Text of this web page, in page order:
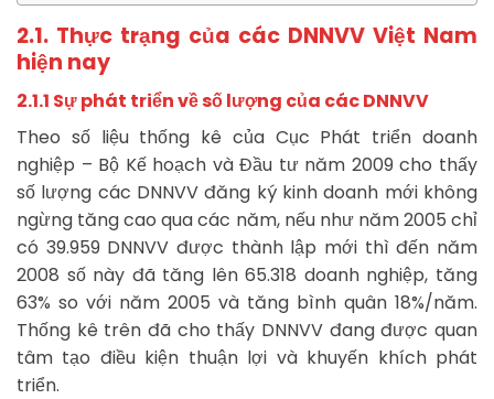
2.1. Thực trạng của các DNNVV Việt Nam
hiện nay
2.1.1 Sự phát triển về số lượng của các DNNVV
Theo số liệu thống kê của Cục Phát triển doanh
nghiệp – Bộ Kế hoạch và Đầu tư năm 2009 cho thấy
số lượng các DNNVV đăng ký kinh doanh mới không
ngừng tăng cao qua các năm, nếu như năm 2005 chỉ
có 39.959 DNNVV được thành lập mới thì đến năm
2008 số này đã tăng lên 65.318 doanh nghiệp, tăng
63% so với năm 2005 và tăng bình quân 18%/năm.
Thống kê trên đã cho thấy DNNVV đang được quan
tâm tạo điều kiện thuận lợi và khuyến khích phát
triển.